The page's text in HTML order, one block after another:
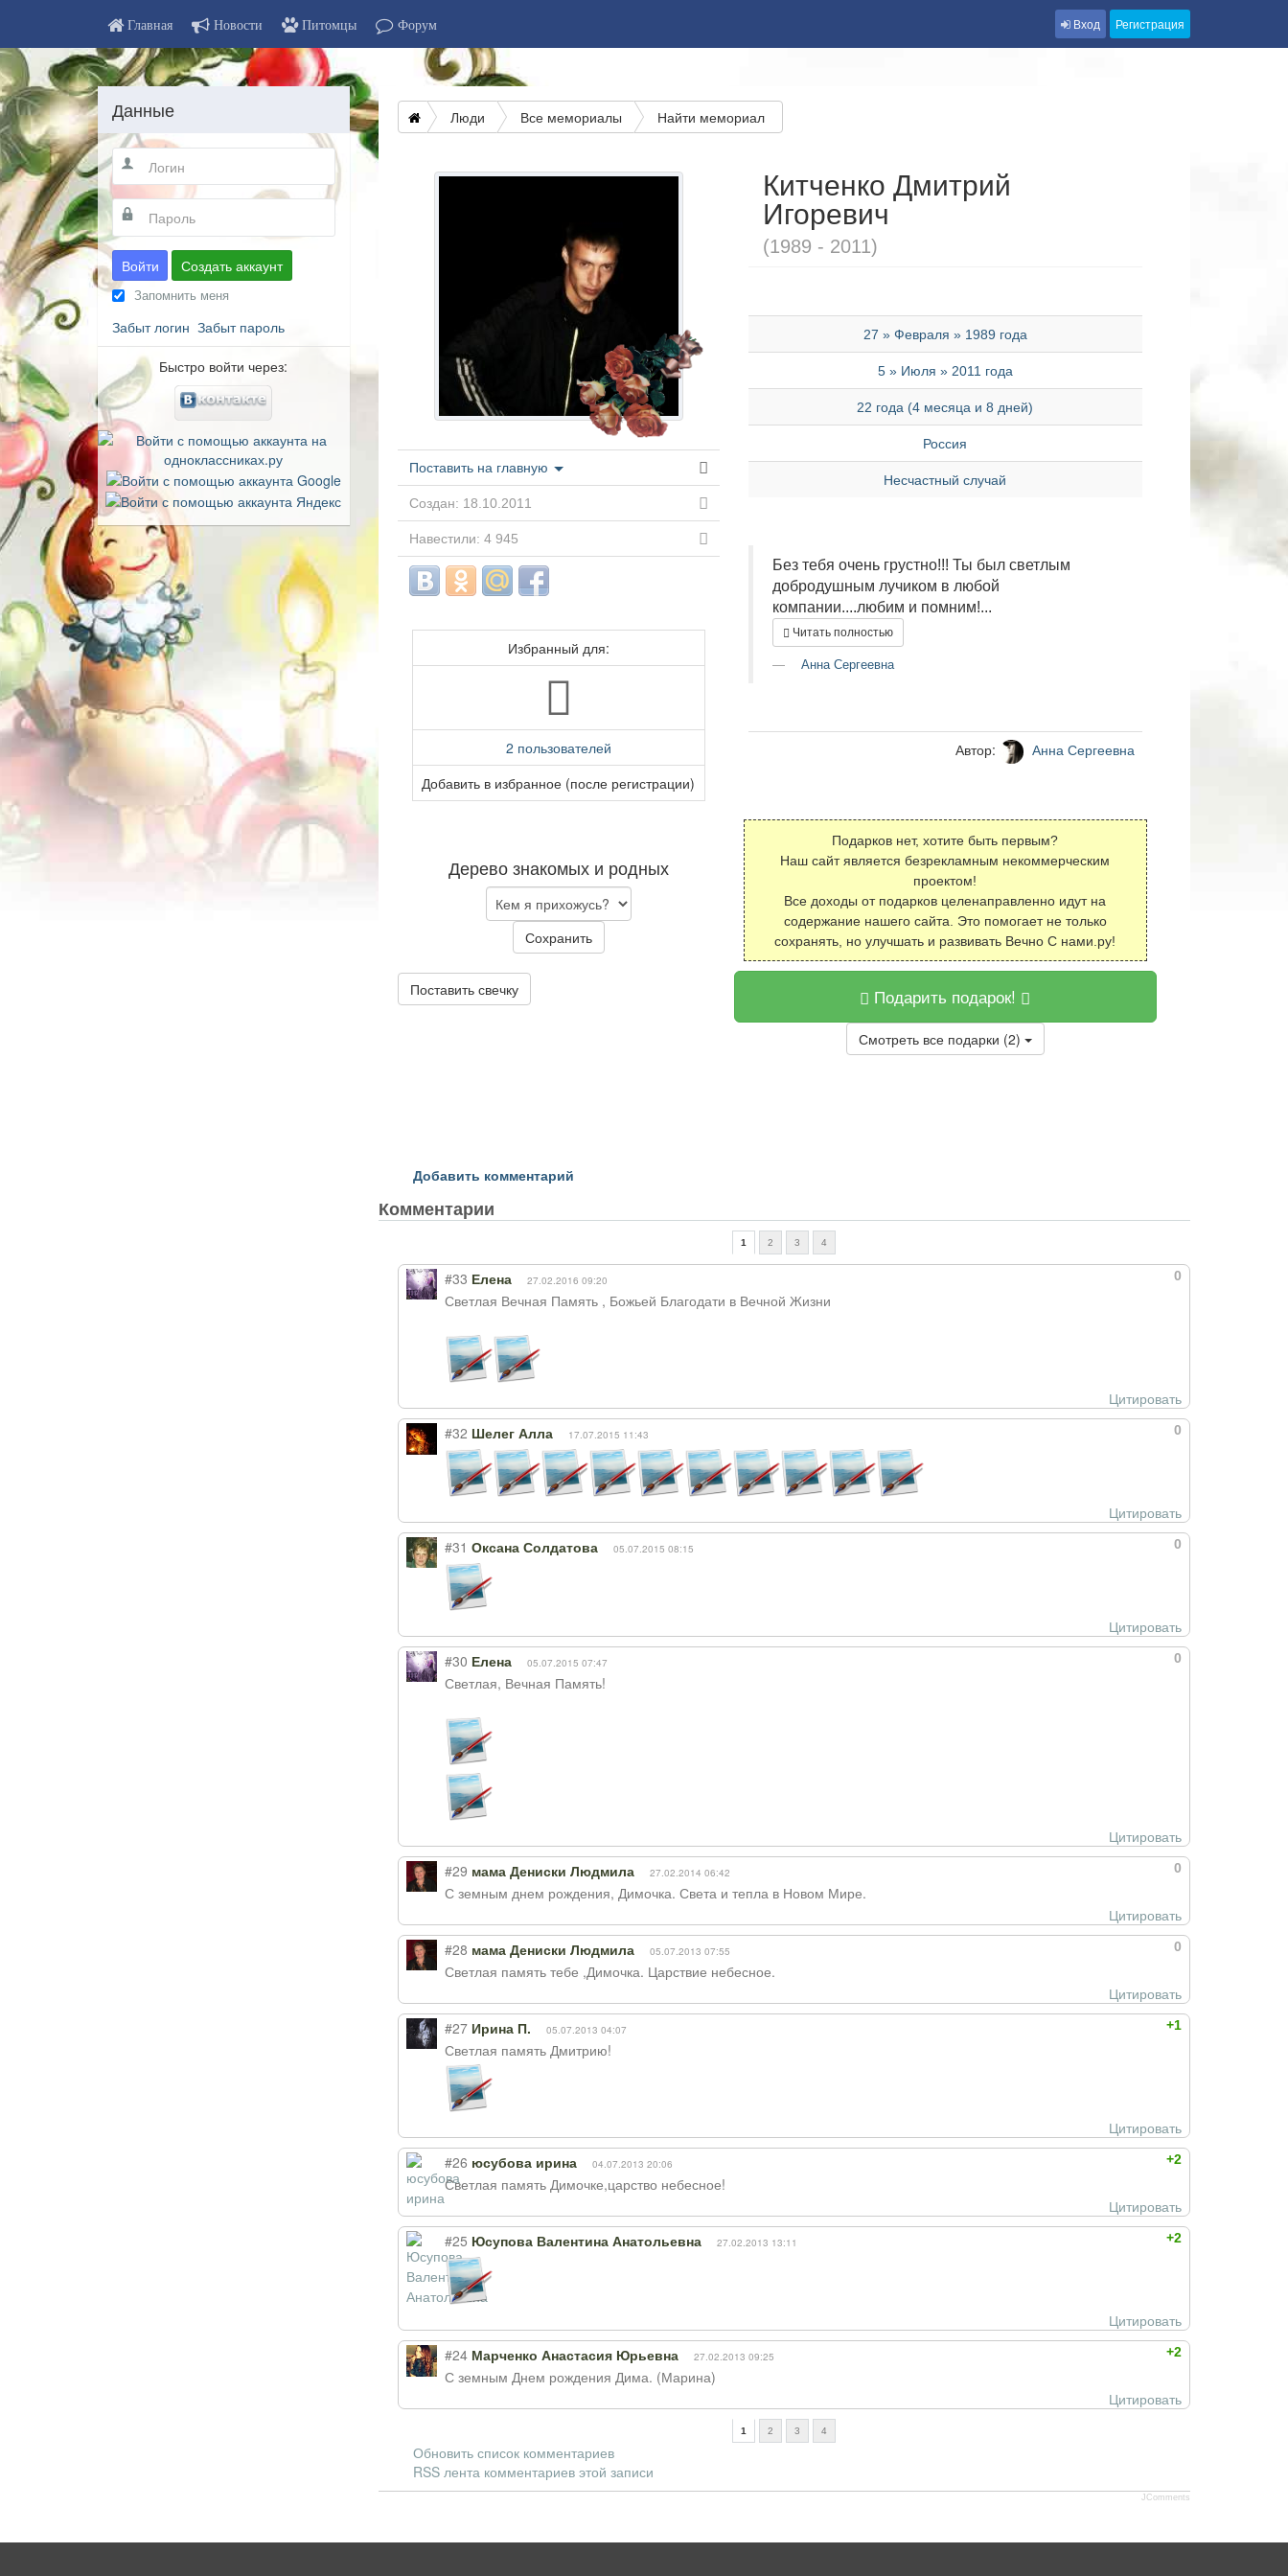
Главная Новости Питомцы Форум Вход Регистрация
Люди Все мемориалы Найти мемориал
Поставить на главную
Создан: 18.10.2011
Навестили: 4 945
Избранный для:
2 пользователей
Добавить в избранное (после регистрации)
Дерево знакомых и родных
Сохранить
Поставить свечку
Китченко Дмитрий
Игоревич
(1989 - 2011)
27 » Февраля » 1989 года
5 » Июля » 2011 года
22 года (4 месяца и 8 дней)
Россия
Несчастный случай
Без тебя очень грустно!!! Ты был светлым
добродушным лучиком в любой
компании....любим и помним!...
Читать полностью
Анна Сергеевна
Автор: Анна Сергеевна
Подарков нет, хотите быть первым?
Наш сайт является безрекламным некоммерческим
проектом!
Все доходы от подарков целенаправленно идут на
содержание нашего сайта. Это помогает не только
сохранять, но улучшать и развивать Вечно С нами.ру!
Подарить подарок!
Смотреть все подарки (2)
Добавить комментарий
Комментарии
1 2 3 4
0
#33 Елена 27.02.2016 09:20
Светлая Вечная Память , Божьей Благодати в Вечной Жизни
Цитировать
0
#32 Шелег Алла 17.07.2015 11:43
Цитировать
0
#31 Оксана Солдатова 05.07.2015 08:15
Цитировать
0
#30 Елена 05.07.2015 07:47
Светлая, Вечная Память!
Цитировать
0
#29 мама Дениски Людмила 27.02.2014 06:42
С земным днем рождения, Димочка. Света и тепла в Новом Мире.
Цитировать
0
#28 мама Дениски Людмила 05.07.2013 07:55
Светлая память тебе ,Димочка. Царствие небесное.
Цитировать
+1
#27 Ирина П. 05.07.2013 04:07
Светлая память Дмитрию!
Цитировать
+2
#26 юсубова ирина 04.07.2013 20:06
Светлая память Димочке,царство небесное!
Цитировать
+2
#25 Юсупова Валентина Анатольевна 27.02.2013 13:11
Цитировать
+2
#24 Марченко Анастасия Юрьевна 27.02.2013 09:25
С земным Днем рождения Дима. (Марина)
Цитировать
1 2 3 4
Обновить список комментариев
RSS лента комментариев этой записи
JComments
Данные
Войти Создать аккаунт
Запомнить меня
Забыт логин Забыт пароль
Быстро войти через: